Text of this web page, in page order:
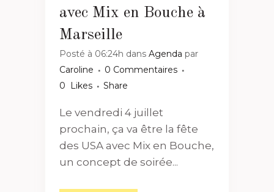
avec Mix en Bouche à
Marseille
Posté à 06:24h dans Agenda par
Caroline
0 Commentaires
0
Likes Share
Le vendredi 4 juillet
prochain, ça va être la fête
des USA avec Mix en Bouche,
un concept de soirée...